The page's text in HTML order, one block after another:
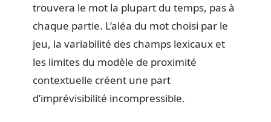
trouvera le mot la plupart du temps, pas à
chaque partie. L’aléa du mot choisi par le
jeu, la variabilité des champs lexicaux et
les limites du modèle de proximité
contextuelle créent une part
d’imprévisibilité incompressible.